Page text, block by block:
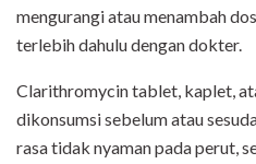
mengurangi atau menambah
terlebih dahulu dengan dokter.
Clarithromycin tablet, kaplet,
dikonsumsi sebelum atau
rasa tidak nyaman pada perut,